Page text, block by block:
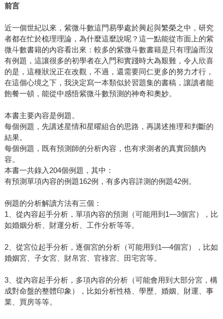
前言
近一個世紀以來，紫微斗數這門易學處於興起與繁榮之中，研究
者都在忙於梳理理論，為什麼這麼說呢？這一點能從市面上的紫
微斗數書籍的內容看出來：較多的紫微斗數書籍是只有理論而沒
有例題，這讓很多的初學者在入門和實踐時大為艱難，令人欣喜
的是，這種狀況正在改觀，不過，還需要同仁更多的努力才行，
在這個心境之下，我決定寫一本類似於習題集的書稿，讓讀者能
飽餐一頓，能從中感悟紫微斗數預測的神奇和奧妙。
本書主要內容是例題。
每個例題，先講述星情和星曜組合的思路，再講述推理和判斷的
結果。
每個例題，既有預測師的分析內容，也有求測者的真實回饋內
容。
本書一共錄入204個例題，其中：
有預測單項內容的例題162例，有多內容詳測的例題42例。
例題的分析解讀方法有三個：
1、從內容起手分析，單項內容的預測（可能用到1—3個宮），比
如婚姻分析、財運分析、工作分析等等。
2、從宮位起手分析，逐個宮的分析（可能用到1—4個宮），比如
婚姻宮、子女宮、財帛宮、官祿宮、田宅宮等。
3、從內容起手分析，多項內容的分析（可能會用到大部分宮，構
成對命盤的整體印象），比如分析性格、學歷、婚姻、財運、事
業、買房等等。